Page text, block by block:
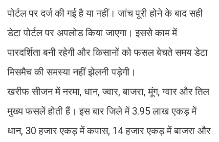
पोर्टल पर दर्ज की गई है या नहीं। जांच पूरी होने के बाद सही
डेटा पोर्टल पर अपलोड किया जाएगा। इससे काम में
पारदर्शिता बनी रहेगी और किसानों को फसल बेचते समय डेटा
मिसमैच की समस्या नहीं झेलनी पड़ेगी।
खरीफ सीजन में नरमा, धान, ज्वार, बाजरा, मूंग, ग्वार और तिल
मुख्य फसलें होती हैं। इस बार जिले में 3.95 लाख एकड़ में
धान, 30 हजार एकड़ में कपास, 14 हजार एकड़ में बाजरा और